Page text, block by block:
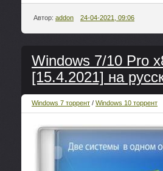
Автор: addon 24-04-2021, 09:06
Windows 7/10 Pro
[15.4.2021] на
Windows 7 торрент / Windows 10 торрент